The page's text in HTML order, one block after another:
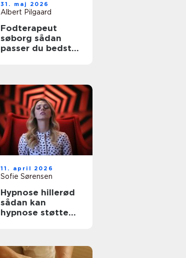
31. maj 2026
Albert Pilgaard
Fodterapeut
søborg sådan
passer du bedst
11. april 2026
Sofie Sørensen
Hypnose hillerød
sådan kan
hypnose støtte